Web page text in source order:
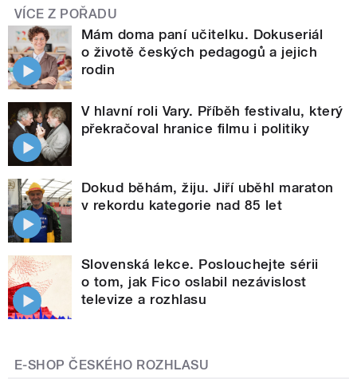
VÍCE Z POŘADU
Mám doma paní učitelku. Dokuseriál
o životě českých pedagogů a jejich
rodin
V hlavní roli Vary. Příběh festivalu, který
překračoval hranice filmu i politiky
Dokud běhám, žiju. Jiří uběhl maraton
v rekordu kategorie nad 85 let
Slovenská lekce. Poslouchejte sérii
o tom, jak Fico oslabil nezávislost
televize a rozhlasu
E-SHOP ČESKÉHO ROZHLASU